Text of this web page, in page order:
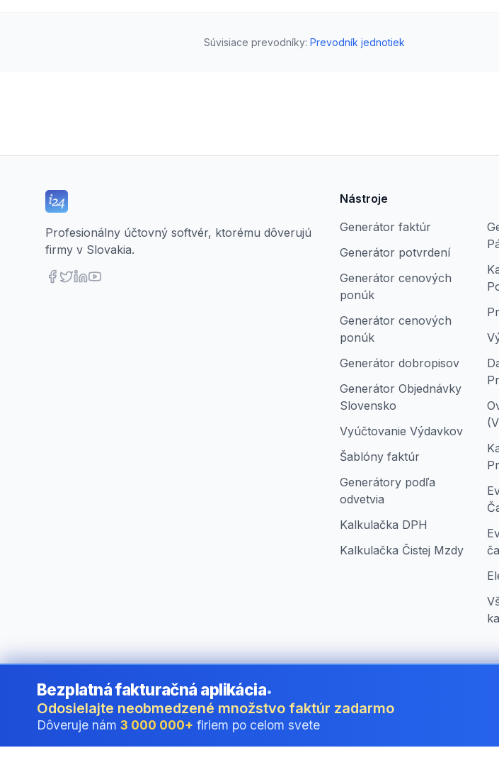
Súvisiace prevodníky: Prevodník jednotiek
Profesionálny účtovný softvér, ktorému dôverujú
firmy v Slovakia.
Nástroje
Generátor faktúr
Generátor potvrdení
Generátor cenových
ponúk
Generátor cenových
ponúk
Generátor dobropisov
Generátor Objednávky
Slovensko
Vyúčtovanie Výdavkov
Šablóny faktúr
Generátory podľa
odvetvia
Kalkulačka DPH
Kalkulačka Čistej Mzdy
©2026i24 Limited. All rights reserved.•Pre firmy v Slovakia
Bezplatná fakturačná aplikácia•
Odosielajte neobmedzené množstvo faktúr zadarmo
Dôveruje nám 3 000 000+ firiem po celom svete